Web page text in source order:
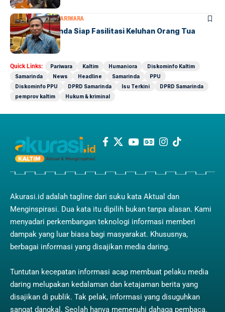
DPRD SAMARINDAPARIWARA
DPRD Samarinda Siap Fasilitasi Keluhan Orang Tua
Terkait SPMB
Quick Links: Pariwara Kaltim Humaniora
Diskominfo Kaltim
Samarinda
News Headline Samarinda
PPU
Diskominfo PPU
DPRD Samarinda Isu Terkini
DPRD Samarinda
pemprov kaltim
Hukum & kriminal
Akurasi.id adalah tagline dari suku kata Aktual dan
Menginspirasi. Dua kata itu dipilih bukan tanpa alasan. Kami
menyadari perkembangan teknologi informasi memberi
dampak yang luar biasa bagi masyarakat. Khususnya,
berbagai informasi yang disajikan media daring.
Tuntutan kecepatan informasi acap membuat pelaku media
daring melupakan kedalaman dan ketajaman berita yang
disajikan di publik. Tak pelak, informasi yang disuguhkan
sangat dangkal. Seolah hanya memenuhi dahaga pembaca.